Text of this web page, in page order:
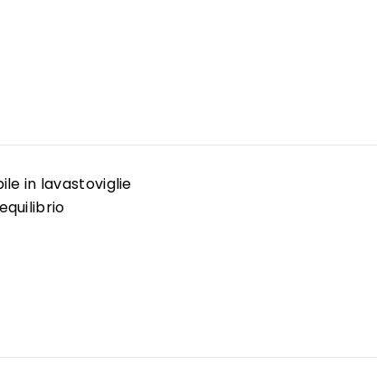
in lavastoviglie